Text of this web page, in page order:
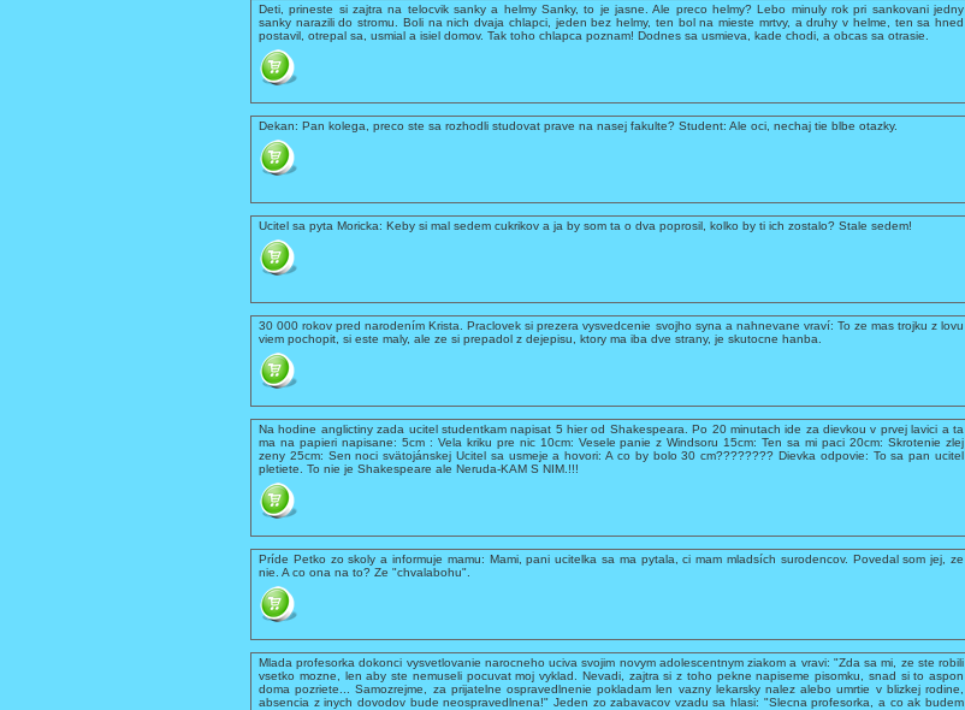
Deti, prineste si zajtra na telocvik sanky a helmy Sanky, to je jasne. Ale preco helmy? Lebo minuly rok pri sankovani jedny
sanky narazili do stromu. Boli na nich dvaja chlapci, jeden bez helmy, ten bol na mieste mrtvy, a druhy v helme, ten sa hned
postavil, otrepal sa, usmial a isiel domov. Tak toho chlapca poznam! Dodnes sa usmieva, kade chodi, a obcas sa otrasie.
Dekan: Pan kolega, preco ste sa rozhodli studovat prave na nasej fakulte? Student: Ale oci, nechaj tie blbe otazky.
Ucitel sa pyta Moricka: Keby si mal sedem cukrikov a ja by som ta o dva poprosil, kolko by ti ich zostalo? Stale sedem!
30 000 rokov pred narodením Krista. Praclovek si prezera vysvedcenie svojho syna a nahnevane vraví: To ze mas trojku z lovu
viem pochopit, si este maly, ale ze si prepadol z dejepisu, ktory ma iba dve strany, je skutocne hanba.
Na hodine anglictiny zada ucitel studentkam napisat 5 hier od Shakespeara. Po 20 minutach ide za dievkou v prvej lavici a ta
ma na papieri napisane: 5cm : Vela kriku pre nic 10cm: Vesele panie z Windsoru 15cm: Ten sa mi paci 20cm: Skrotenie zlej
zeny 25cm: Sen noci svätojánskej Ucitel sa usmeje a hovori: A co by bolo 30 cm???????? Dievka odpovie: To sa pan ucitel
pletiete. To nie je Shakespeare ale Neruda-KAM S NIM.!!!
Príde Petko zo skoly a informuje mamu: Mami, pani ucitelka sa ma pytala, ci mam mladsích surodencov. Povedal som jej, ze
nie. A co ona na to? Ze "chvalabohu".
Mlada profesorka dokonci vysvetlovanie narocneho uciva svojim novym adolescentnym ziakom a vravi: "Zda sa mi, ze ste robili
vsetko mozne, len aby ste nemuseli pocuvat moj vyklad. Nevadi, zajtra si z toho pekne napiseme pisomku, snad si to aspon
doma pozriete... Samozrejme, za prijatelne ospravedlnenie pokladam len vazny lekarsky nalez alebo umrtie v blizkej rodine,
absencia z inych dovodov bude neospravedlnena!" Jeden zo zabavacov vzadu sa hlasi: "Slecna profesorka, a co ak budem